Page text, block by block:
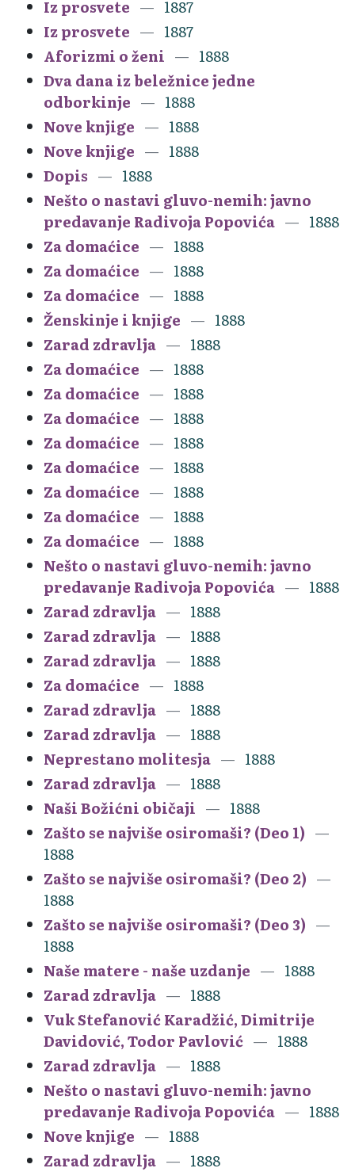
Iz prosvete
1887
Iz prosvete
1887
Aforizmi o ženi
1888
Dva dana iz beležnice jedne
odborkinje
1888
Nove knjige
1888
Nove knjige
1888
Dopis
1888
Nešto o nastavi gluvo-nemih: javno
predavanje Radivoja Popovića
1888
Za domaćice
1888
Za domaćice
1888
Za domaćice
1888
Ženskinje i knjige
1888
Zarad zdravlja
1888
Za domaćice
1888
Za domaćice
1888
Za domaćice
1888
Za domaćice
1888
Za domaćice
1888
Za domaćice
1888
Za domaćice
1888
Za domaćice
1888
Nešto o nastavi gluvo-nemih: javno
predavanje Radivoja Popovića
1888
Zarad zdravlja
1888
Zarad zdravlja
1888
Zarad zdravlja
1888
Za domaćice
1888
Zarad zdravlja
1888
Zarad zdravlja
1888
Neprestano molitesja
1888
Zarad zdravlja
1888
Naši Božićni običaji
1888
Zašto se najviše osiromaši? (Deo 1)
1888
Zašto se najviše osiromaši? (Deo 2)
1888
Zašto se najviše osiromaši? (Deo 3)
1888
Naše matere - naše uzdanje
1888
Zarad zdravlja
1888
Vuk Stefanović Karadžić, Dimitrije
Davidović, Todor Pavlović
1888
Zarad zdravlja
1888
Nešto o nastavi gluvo-nemih: javno
predavanje Radivoja Popovića
1888
Nove knjige
1888
Zarad zdravlja
1888